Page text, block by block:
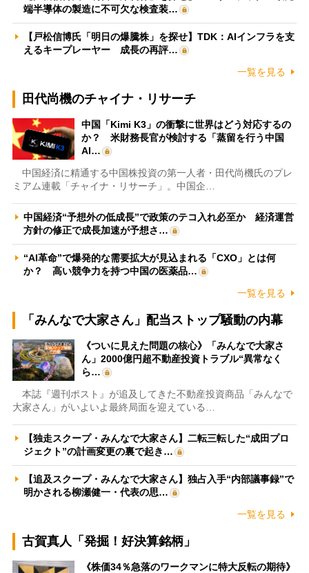
端半導体の製造に不可欠な検査装…
【戸松信博氏「明日の爆騰株」を探せ】TDK：AIインフラを支
えるキープレーヤー 成長の再評…
一覧を見る
田代尚機のチャイナ・リサーチ
中国「Kimi K3」の衝撃に世界はどう対応するの
か？ 米財務長官が検討する「蒸留を行う中国
AI…
中国経済に精通する中国株投資の第一人者・田代尚機氏のプレ
ミアム連載「チャイナ・リサーチ」。中国企…
中国経済“予想外の低成長”で政策のテコ入れ必至か 経済運営
方針の修正で成長加速が予想さ…
“AI革命”で爆発的な需要拡大が見込まれる「CXO」とは何
か？ 高い競争力を持つ中国の医薬品…
一覧を見る
「みんなで大家さん」配当ストップ騒動の内幕
《ついに見えた問題の核心》「みんなで大家さ
ん」2000億円超不動産投資トラブル“異常なく
ら…
本誌『週刊ポスト』が追及してきた不動産投資商品「みんなで
大家さん」がいよいよ最終局面を迎えている…
【独走スクープ・みんなで大家さん】二転三転した“成田プロ
ジェクト”の計画変更の裏で起き…
【追及スクープ・みんなで大家さん】独占入手“内部議事録”で
明かされる柳瀬健一・代表の思…
一覧を見る
古賀真人「発掘！好決算銘柄」
《株価34％急落のワークマンに特大反転の期待》